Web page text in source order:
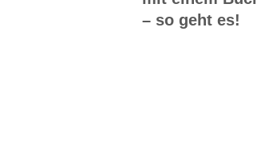
– so geht es!